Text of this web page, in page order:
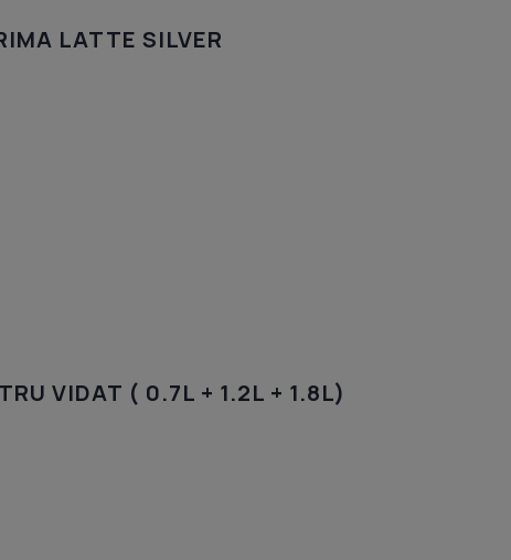
LATTE SILVER
VIDAT ( 0.7L + 1.2L + 1.8L)